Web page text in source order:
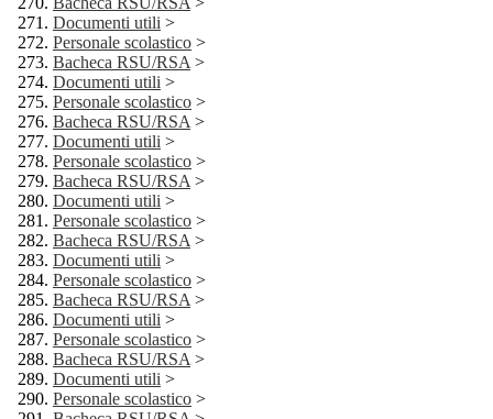
Documenti utili >
Personale scolastico >
Bacheca RSU/RSA >
Documenti utili >
Personale scolastico >
Bacheca RSU/RSA >
Documenti utili >
Personale scolastico >
Bacheca RSU/RSA >
Documenti utili >
Personale scolastico >
Bacheca RSU/RSA >
Documenti utili >
Personale scolastico >
Bacheca RSU/RSA >
Documenti utili >
Personale scolastico >
Bacheca RSU/RSA >
Documenti utili >
Personale scolastico >